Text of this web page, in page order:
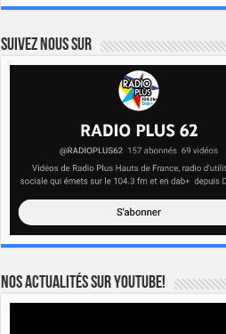
Suivez nous sur
Nos actualités sur YOUTUBE!